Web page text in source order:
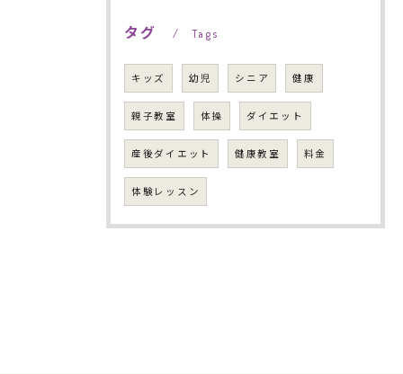
タグ Tags
キッズ 幼児 シニア 健康
親子教室 体操 ダイエット
産後ダイエット 健康教室 料金
体験レッスン